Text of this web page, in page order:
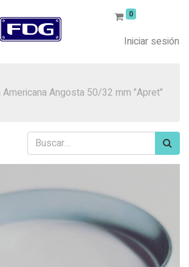
0
Iniciar sesión
Angosta 50/32 mm "Apret"